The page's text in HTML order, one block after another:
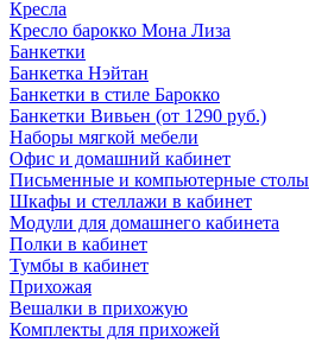
Кресла
Кресло барокко Мона Лиза
Банкетки
Банкетка Нэйтан
Банкетки в стиле Барокко
Банкетки Вивьен (от 1290 руб.)
Наборы мягкой мебели
Офис и домашний кабинет
Письменные и компьютерные столы
Шкафы и стеллажи в кабинет
Модули для домашнего кабинета
Полки в кабинет
Тумбы в кабинет
Прихожая
Вешалки в прихожую
Комплекты для прихожей